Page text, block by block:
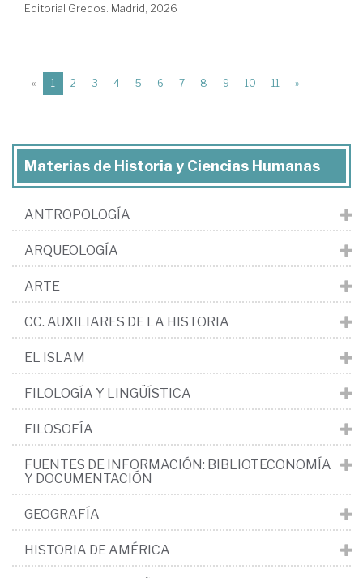
Editorial Gredos. Madrid, 2026
« 1 (current)
2 3 4 5 6 7 8 9 10 11 »
Materias de Historia y Ciencias Humanas
ANTROPOLOGÍA
ARQUEOLOGÍA
ARTE
CC. AUXILIARES DE LA HISTORIA
EL ISLAM
FILOLOGÍA Y LINGÜÍSTICA
FILOSOFÍA
FUENTES DE INFORMACIÓN: BIBLIOTECONOMÍA
Y DOCUMENTACIÓN
GEOGRAFÍA
HISTORIA DE AMÉRICA